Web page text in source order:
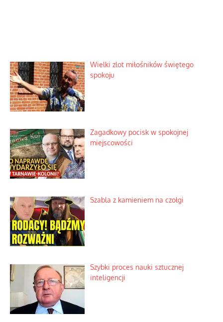
Wielki zlot miłośników świętego
spokoju
Zagadkowy pocisk w spokojnej
miejscowości
Szabla z kamieniem na czołgi
Szybki proces nauki sztucznej
inteligencji